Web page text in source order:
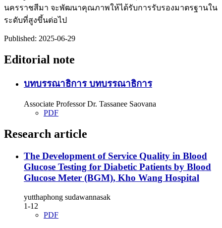
นครราชสีมา จะพัฒนาคุณภาพให้ได้รับการรับรองมาตรฐานใน
ระดับที่สูงขึ้นต่อไป
Published: 2025-06-29
Editorial note
บทบรรณาธิการบทบรรณาธิการ
Associate Professor Dr. Tassanee Saovana
PDF
Research article
The Development of Service Quality in Blood
Glucose Testing for Diabetic Patients by Blood
Glucose Meter (BGM), Kho Wang Hospital
yutthaphong sudawannasak
1-12
PDF